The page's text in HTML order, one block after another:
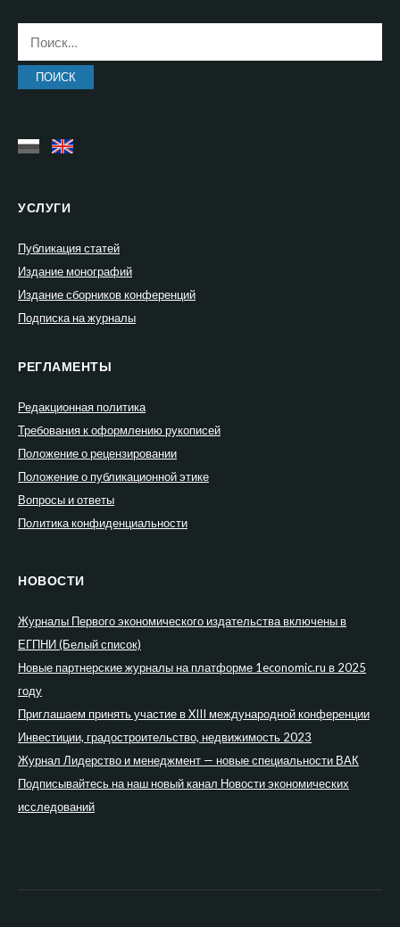
УСЛУГИ
Публикация статей
Издание монографий
Издание сборников конференций
Подписка на журналы
РЕГЛАМЕНТЫ
Редакционная политика
Требования к оформлению рукописей
Положение о рецензировании
Положение о публикационной этике
Вопросы и ответы
Политика конфиденциальности
НОВОСТИ
Журналы Первого экономического издательства включены в
ЕГПНИ (Белый список)
Новые партнерские журналы на платформе 1economic.ru в 2025
году
Приглашаем принять участие в XIII международной конференции
Инвестиции, градостроительство, недвижимость 2023
Журнал Лидерство и менеджмент — новые специальности ВАК
Подписывайтесь на наш новый канал Новости экономических
исследований